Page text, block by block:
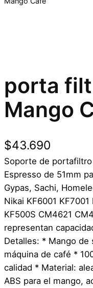
porta
Mango
$43.690
Soporte de
Espresso de 51mm
Gypas, Sachi,
Nikai KF6001 KF7001
KF500S CM4621
representan
Detalles: * Mango
máquina de café *
calidad * Material:
ABS para el mango,